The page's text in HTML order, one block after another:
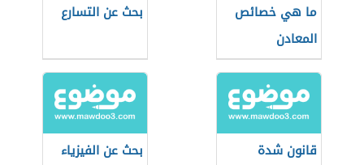
ما هي خصائص
المعادن
بحث عن التسارع
قانون شدة
بحث عن الفيزياء